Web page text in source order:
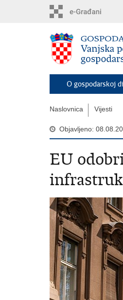
O gospodarskoj
Naslovnica Vijesti
Objavljeno:
EU